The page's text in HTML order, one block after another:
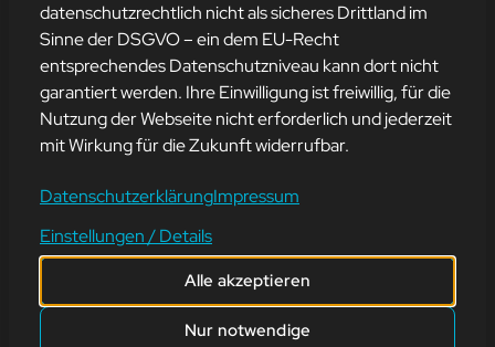
WELT-KOMPLIMENTE
TAG
Du bist so klug, dass selbst Google dich um Rat fragt!🥰😂
🌟 Heute ist der Welt-Komplimente Tag! 🌟
Lasst uns die Welt heute mit positiven Vibes überfluten und den
Menschen um uns herum ein Lächeln schenken. Ein einfaches
Kompliment kann den Tag erhellen und Herzen erwärmen. Also,
datenschutzrechtlich nicht als sicheres Drittland im
Sinne der DSGVO – ein dem EU-Recht
entsprechendes Datenschutzniveau kann dort nicht
garantiert werden. Ihre Einwilligung ist freiwillig, für die
Nutzung der Webseite nicht erforderlich und jederzeit
mit Wirkung für die Zukunft widerrufbar.
DatenschutzerklärungImpressum
Einstellungen / Details
Nur notwendige
Alle akzeptieren